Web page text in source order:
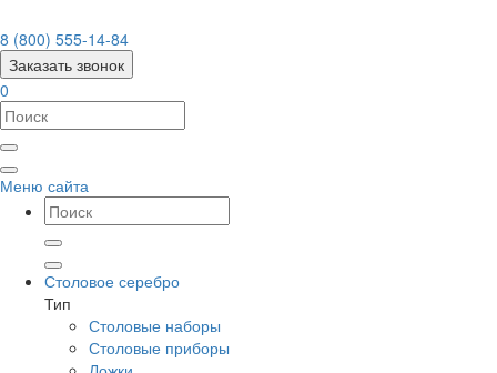
8 (800) 555-14-84
Заказать звонок
0
Меню сайта
Столовое серебро
Тип
Столовые наборы
Столовые приборы